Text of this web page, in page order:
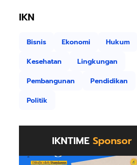
IKN
Bisnis Ekonomi
Hukum
Kesehatan
Lingkungan
Pembangunan
Pendidikan
Politik
IKNTIME Sponsor